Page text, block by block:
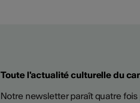
Toute l'actualité culturelle du
Notre newsletter paraît quatre